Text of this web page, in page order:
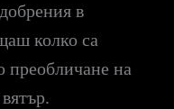
в
колко са
преобличане на